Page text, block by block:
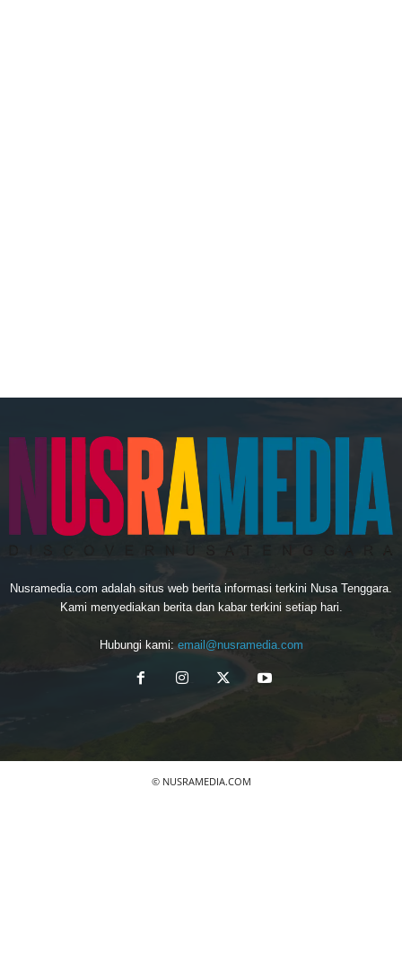
Nusramedia.com adalah situs web berita informasi terkini Nusa Tenggara.
Kami menyediakan berita dan kabar terkini setiap hari.
Hubungi kami: email@nusramedia.com
© NUSRAMEDIA.COM